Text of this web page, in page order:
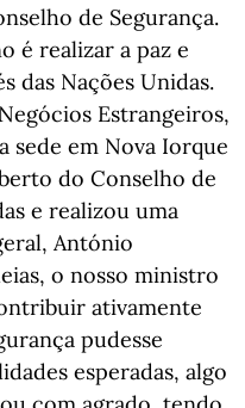
de Segurança.
é realizar a paz e
das Nações Unidas.
Estrangeiros,
sede em Nova Iorque
do Conselho de
e realizou uma
António
o nosso ministro
ativamente
pudesse
esperadas, algo